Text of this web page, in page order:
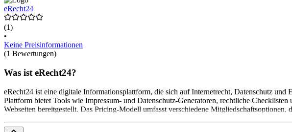
eRecht24
(1)
•
Keine Preisinformationen
(1 Bewertungen)
Was ist eRecht24?
eRecht24 ist eine digitale Informationsplattform, die sich auf Internetrecht, Datenschutz
Plattform bietet Tools wie Impressum- und Datenschutz-Generatoren, rechtliche
Webseiten bereitgestellt. Das Pricing-Modell umfasst verschiedene Mitgliedschaftsoptionen,